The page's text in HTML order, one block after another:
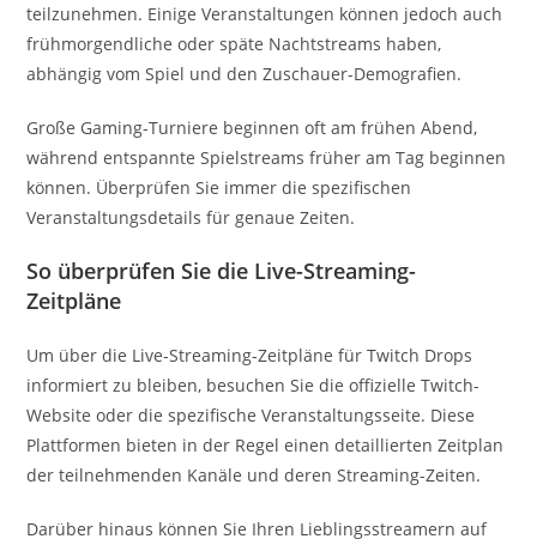
teilzunehmen. Einige Veranstaltungen können jedoch auch
frühmorgendliche oder späte Nachtstreams haben,
abhängig vom Spiel und den Zuschauer-Demografien.
Große Gaming-Turniere beginnen oft am frühen Abend,
während entspannte Spielstreams früher am Tag beginnen
können. Überprüfen Sie immer die spezifischen
Veranstaltungsdetails für genaue Zeiten.
So überprüfen Sie die Live-Streaming-
Zeitpläne
Um über die Live-Streaming-Zeitpläne für Twitch Drops
informiert zu bleiben, besuchen Sie die offizielle Twitch-
Website oder die spezifische Veranstaltungsseite. Diese
Plattformen bieten in der Regel einen detaillierten Zeitplan
der teilnehmenden Kanäle und deren Streaming-Zeiten.
Darüber hinaus können Sie Ihren Lieblingsstreamern auf